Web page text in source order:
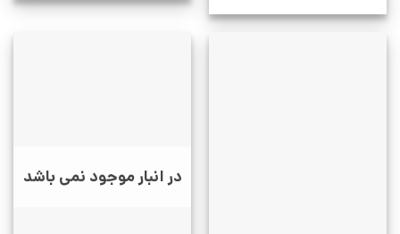
در انبار موجود نمی باشد